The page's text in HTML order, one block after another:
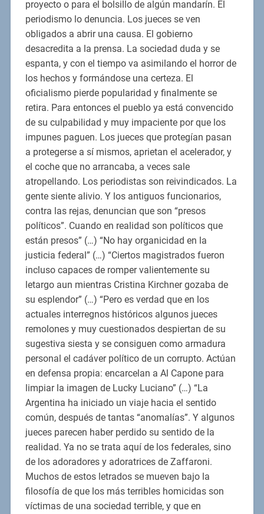
proyecto o para el bolsillo de algún mandarín. El
periodismo lo denuncia. Los jueces se ven
obligados a abrir una causa. El gobierno
desacredita a la prensa. La sociedad duda y se
espanta, y con el tiempo va asimilando el horror de
los hechos y formándose una certeza. El
oficialismo pierde popularidad y finalmente se
retira. Para entonces el pueblo ya está convencido
de su culpabilidad y muy impaciente por que los
impunes paguen. Los jueces que protegían pasan
a protegerse a sí mismos, aprietan el acelerador, y
el coche que no arrancaba, a veces sale
atropellando. Los periodistas son reivindicados. La
gente siente alivio. Y los antiguos funcionarios,
contra las rejas, denuncian que son “presos
políticos”. Cuando en realidad son políticos que
están presos” (…) “No hay organicidad en la
justicia federal” (…) “Ciertos magistrados fueron
incluso capaces de romper valientemente su
letargo aun mientras Cristina Kirchner gozaba de
su esplendor” (…) “Pero es verdad que en los
actuales interregnos históricos algunos jueces
remolones y muy cuestionados despiertan de su
sugestiva siesta y se consiguen como armadura
personal el cadáver político de un corrupto. Actúan
en defensa propia: encarcelan a Al Capone para
limpiar la imagen de Lucky Luciano” (…) “La
Argentina ha iniciado un viaje hacia el sentido
común, después de tantas “anomalías”. Y algunos
jueces parecen haber perdido su sentido de la
realidad. Ya no se trata aquí de los federales, sino
de los adoradores y adoratrices de Zaffaroni.
Muchos de estos letrados se mueven bajo la
filosofía de que los más terribles homicidas son
víctimas de una sociedad terrible, y que en